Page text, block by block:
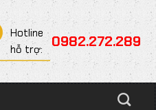
Hotline
hỗ trợ:
0982.272.289